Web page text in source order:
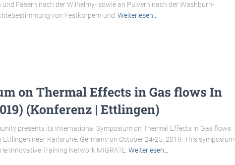
Fasern nach der Wilhelmy- sowie an Pulvern nach der Washburn-
von Festkörpern und Weiterlesen…
on Thermal Effects in Gas flows In
(Konferenz | Ettlingen)
presents its International Symposium on Thermal Effects in Gas flows
near Karlsruhe, Germany on October 24-25, 2019. This symposium
Innovative Training Network MIGRATE Weiterlesen…